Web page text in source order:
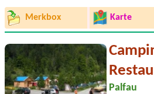
Merkbox Karte
Palfau